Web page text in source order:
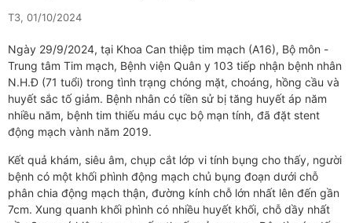
T3, 01/10/2024
Ngày 29/9/2024, tại Khoa Can thiệp tim mạch (A16), Bộ môn -
Trung tâm Tim mạch, Bệnh viện Quân y 103 tiếp nhận bệnh nhân
N.H.Đ (71 tuổi) trong tình trạng chóng mặt, choáng, hồng cầu và
huyết sắc tố giảm. Bệnh nhân có tiền sử bị tăng huyết áp năm
nhiều năm, bệnh tim thiếu máu cục bộ mạn tính, đã đặt stent
động mạch vành năm 2019.
Kết quả khám, siêu âm, chụp cắt lớp vi tính bụng cho thấy, người
bệnh có một khối phình động mạch chủ bụng đoạn dưới chỗ
phân chia động mạch thận, đường kính chỗ lớn nhất lên đến gần
7cm. Xung quanh khối phình có nhiều huyết khối, chỗ dầy nhất